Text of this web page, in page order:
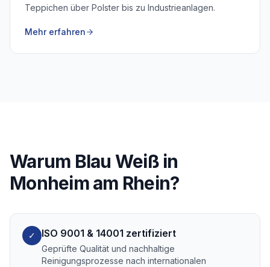
Teppichen über Polster bis zu Industrieanlagen.
Mehr erfahren
Warum Blau Weiß in
Monheim am Rhein?
✓ ISO 9001 & 14001 zertifiziert
Geprüfte Qualität und nachhaltige
Reinigungsprozesse nach internationalen